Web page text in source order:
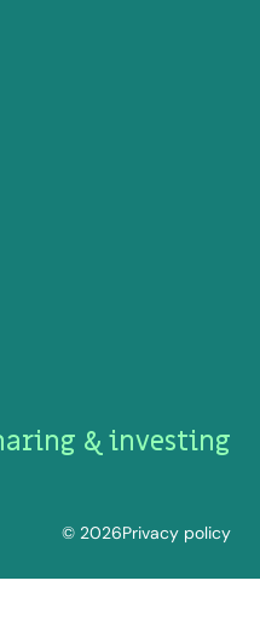
& investing
© 2026Privacy policy